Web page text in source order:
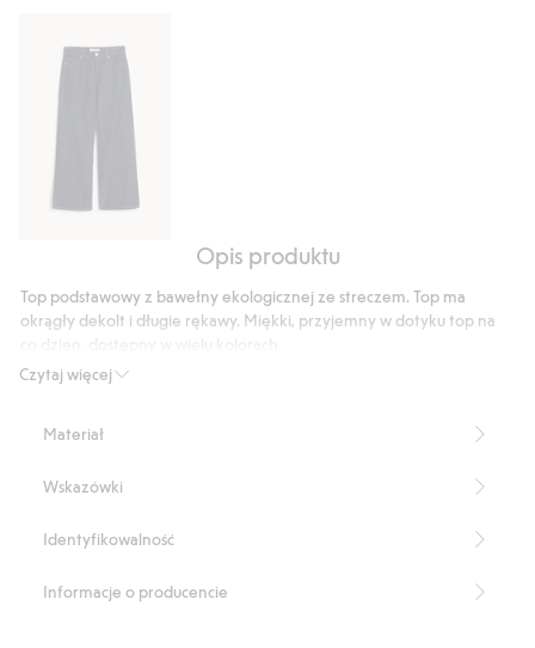
głosów
high
Opis produktu
Czytaj więcej
Top podstawowy z bawełny ekologicznej ze streczem. Top ma
okrągły dekolt i długie rękawy. Miękki, przyjemny w dotyku top na
Długość: 62 cm w rozmiarze S
Numer artykułu
Materiał
Wskazówki
Identyfikowalność
Informacje o producencie